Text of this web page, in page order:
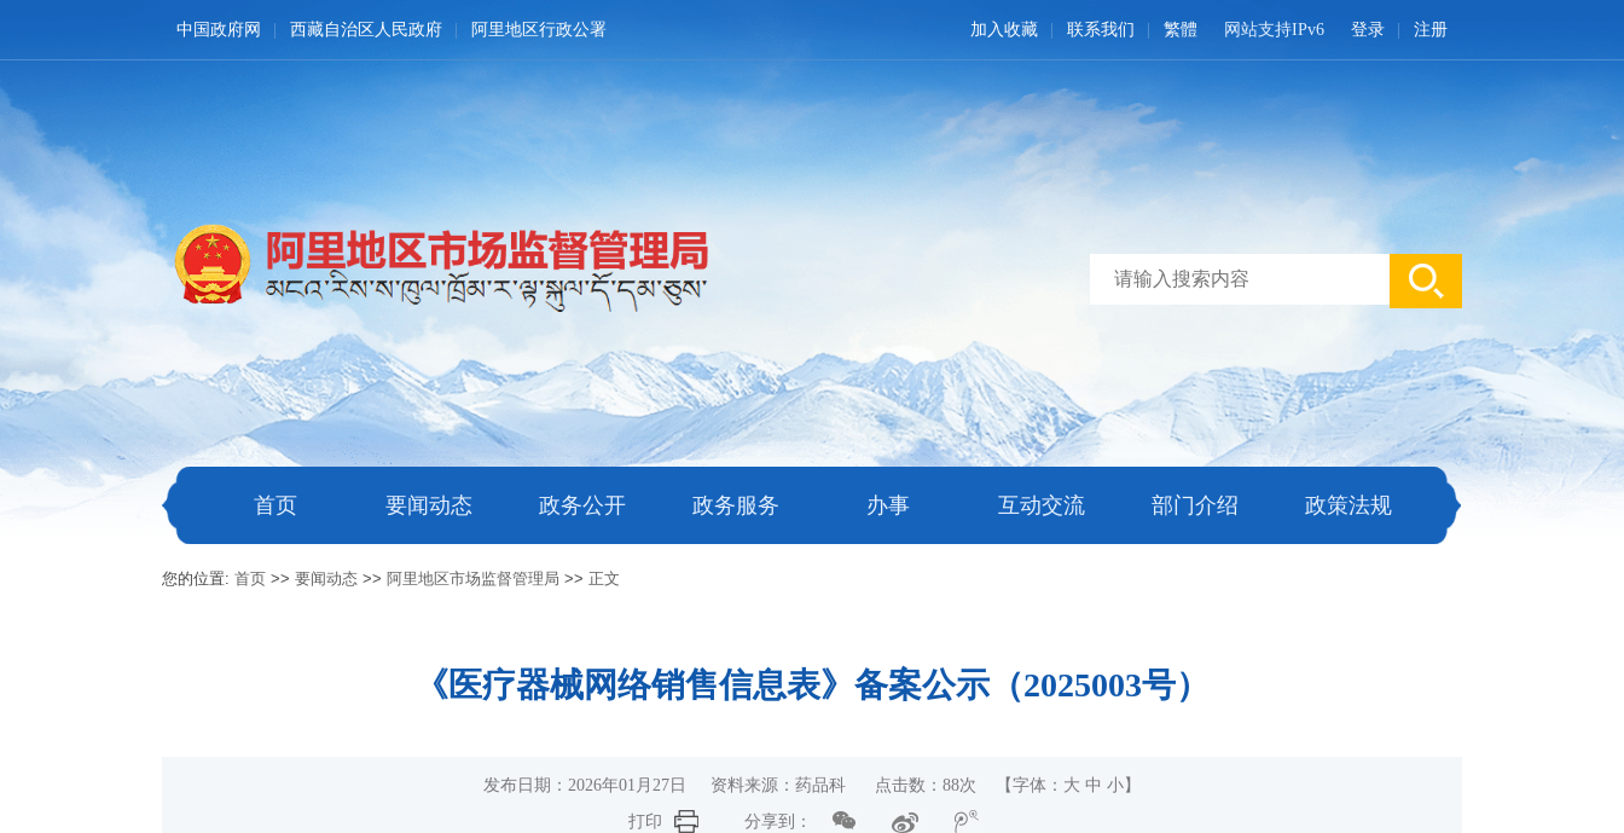
中国政府网 西藏自治区人民政府 阿里地区行政公署 登录 注册
网站支持IPv6
加入收藏 联系我们 繁體
首页 要闻动态 政务公开 政务服务 办事 互动交流 部门介绍 政策法规
您的位置:首页 >>要闻动态 >> 阿里地区市场监督管理局 >>正文
《医疗器械网络销售信息表》备案公示（2025003号）
发布日期：2026年01月27日 资料来源：药品科 点击数： 88次 【字体： 大 中 小 】
打印
分享到：